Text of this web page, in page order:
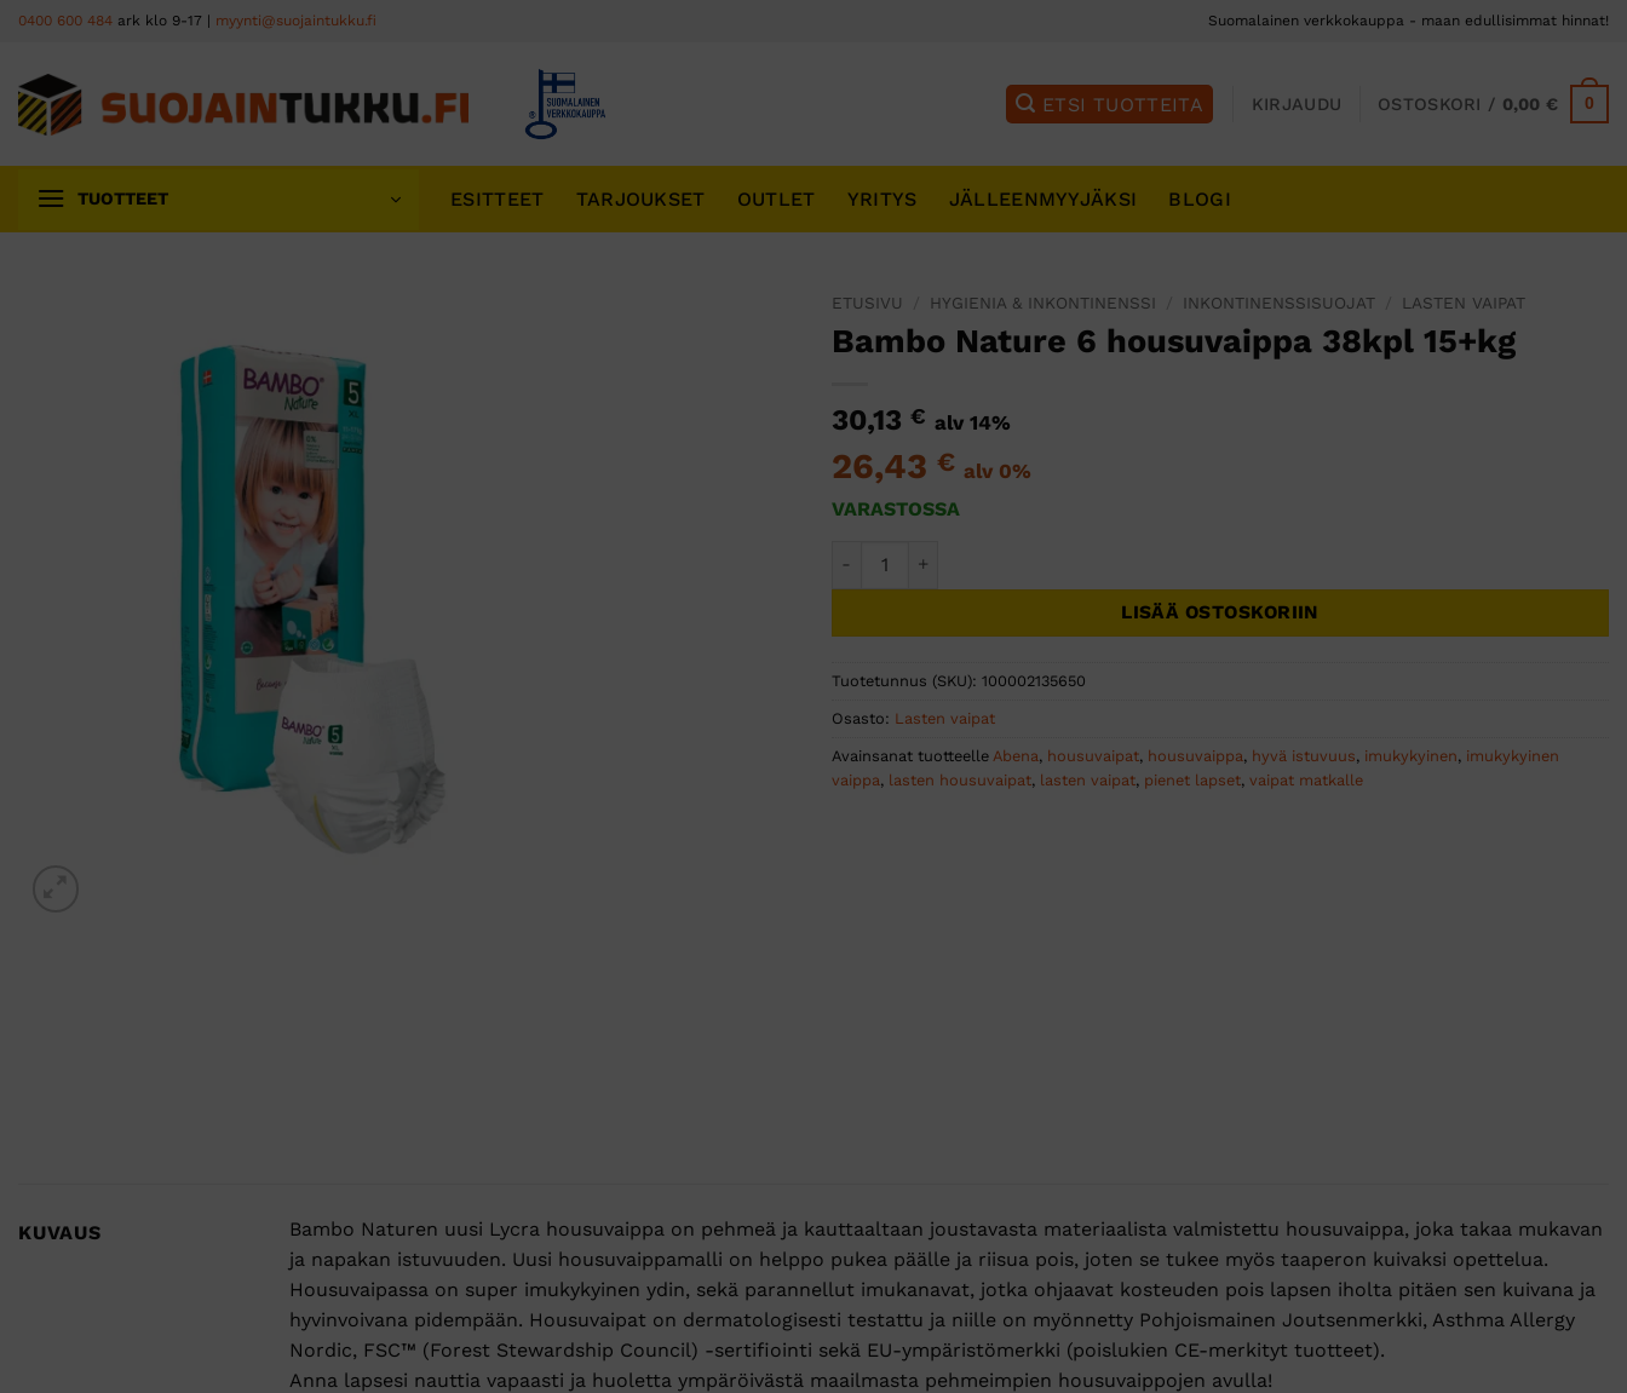
Skip
content
0400 600 484 ark klo 9-17 | myynti@suojaintukku.fi Suomalainen verkkokauppa - maan edullisimmat hinnat!
KIRJAUDU OSTOSKORI / 0,00€ 0
TUOTTEET ESITTEET TARJOUKSET OUTLET YRITYS JÄLLEENMYYJÄKSI BLOGI
ETUSIVU HYGIENIA & INKONTINENSSI INKONTINENSSISUOJAT LASTEN VAIPAT
Bambo Nature 6 housuvaippa 38kpl 15+kg
30,13 € alv 14%
26,43 € alv 0%
VARASTOSSA
LISÄÄ OSTOSKORIIN
Tuotetunnus (SKU): 100002135650
Osasto: Lasten vaipat
Avainsanat tuotteelle Abena, housuvaipat, housuvaippa, hyvä istuvuus, imukykyinen, imukykyinen
vaippa, lasten housuvaipat, lasten vaipat, pienet lapset, vaipat matkalle
KUVAUS
Bambo Naturen uusi Lycra housuvaippa on pehmeä ja kauttaaltaan joustavasta materiaalista valmistettu housuvaippa, joka takaa mukavan
ja napakan istuvuuden. Uusi housuvaippamalli on helppo pukea päälle ja riisua pois, joten se tukee myös taaperon kuivaksi opettelua.
Housuvaipassa on super imukykyinen ydin, sekä parannellut imukanavat, jotka ohjaavat kosteuden pois lapsen iholta pitäen sen kuivana ja
hyvinvoivana pidempään. Housuvaipat on dermatologisesti testattu ja niille on myönnetty Pohjoismainen Joutsenmerkki, Asthma Allergy
Nordic, FSC™ (Forest Stewardship Council) -sertifiointi sekä EU-ympäristömerkki (poislukien CE-merkityt tuotteet).
Anna lapsesi nauttia vapaasti ja huoletta ympäröivästä maailmasta pehmeimpien housuvaippojen avulla!